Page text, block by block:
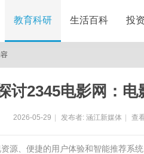
教育科研 生活百科 投
讨2345电影网：
2026-05-29 发布者: 涵江新媒体 查
源、便捷的用户体验和智能推荐系